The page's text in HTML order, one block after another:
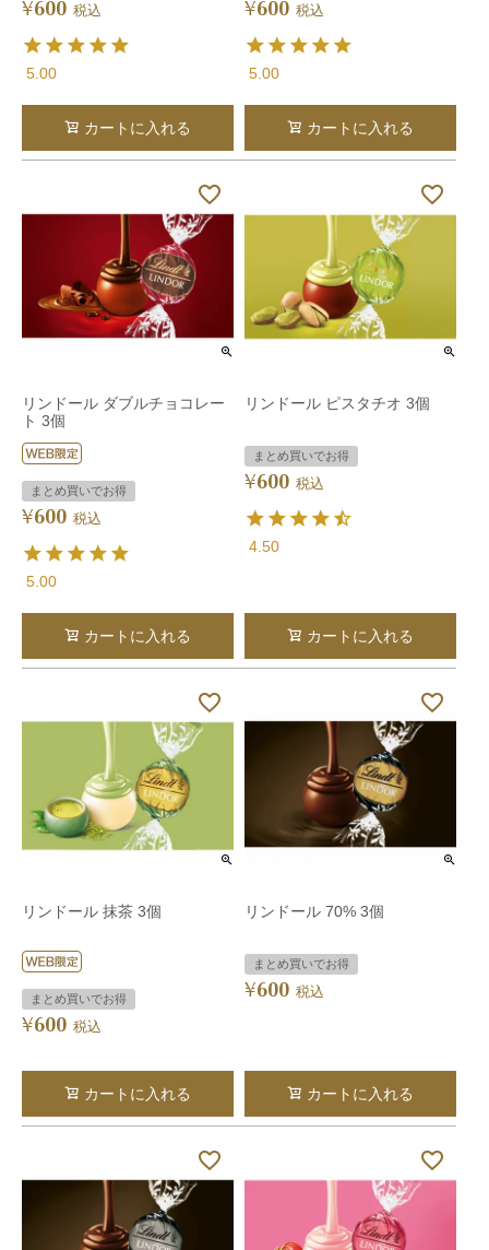
¥600 税込
5.00
カートに入れる
¥600 税込
5.00
カートに入れる
リンドール ダブルチョコレー
ト 3個
まとめ買いでお得
¥600 税込
5.00
カートに入れる
リンドール ピスタチオ 3個
まとめ買いでお得
¥600 税込
4.50
カートに入れる
リンドール 抹茶 3個
まとめ買いでお得
¥600 税込
カートに入れる
リンドール 70% 3個
まとめ買いでお得
¥600 税込
カートに入れる